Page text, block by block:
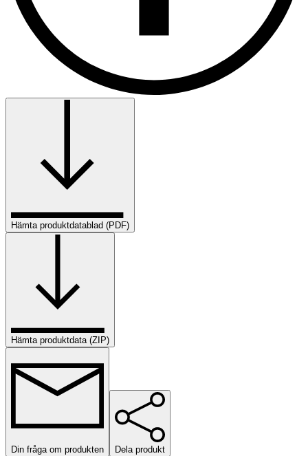
Hämta produktdatablad (PDF)
Hämta produktdata (ZIP)
Din fråga om produkten Dela produkt